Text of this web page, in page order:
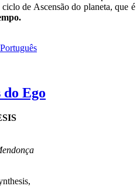
de Ascensão do planeta, que é
Ego